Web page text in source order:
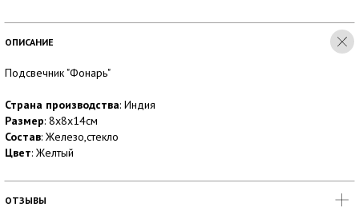
ОПИСАНИЕ
Подсвечник "Фонарь"
Страна производства: Индия
Размер: 8х8х14см
Состав: Железо,стекло
Цвет: Желтый
ОТЗЫВЫ